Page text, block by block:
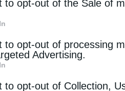
to opt-out of the Sale of
to opt-out of processing
Advertising.
to opt-out of Collection,